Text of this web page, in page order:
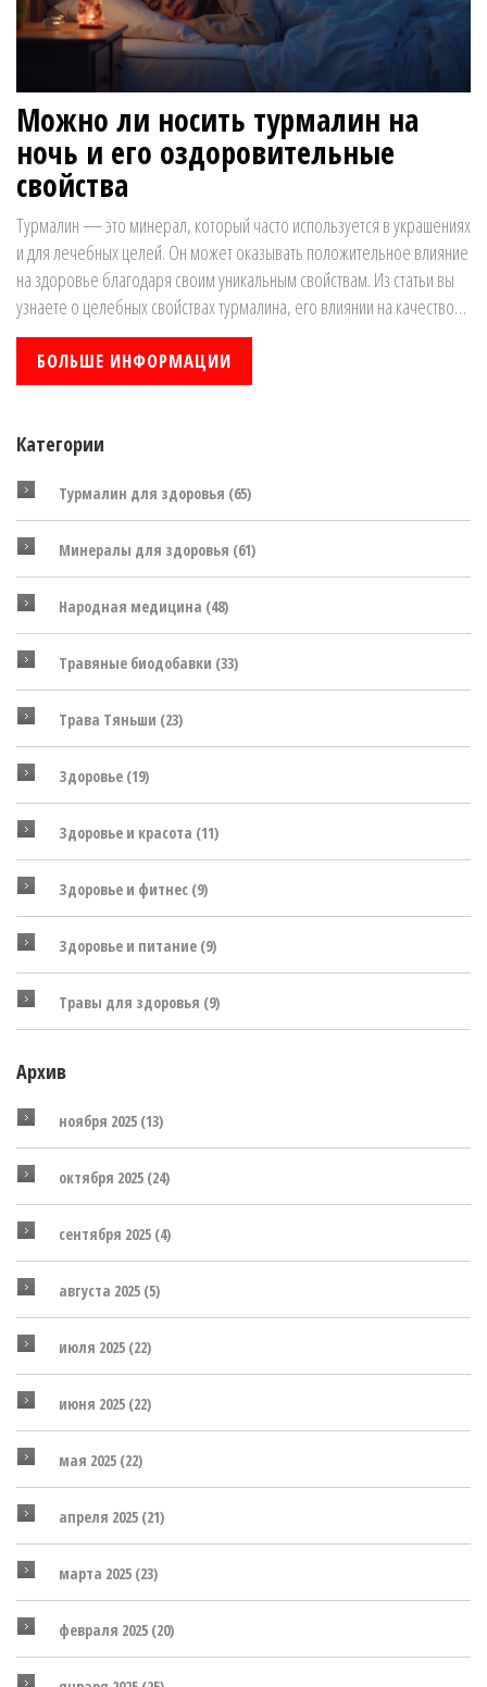
Можно ли носить турмалин на
ночь и его оздоровительные
свойства
Турмалин — это минерал, который часто используется в украшениях
и для лечебных целей. Он может оказывать положительное влияние
на здоровье благодаря своим уникальным свойствам. Из статьи вы
узнаете о целебных свойствах турмалина, его влиянии на качество
сна и безопасности использования ночью. Также будут предложены
практические советы по его правильному применению.
БОЛЬШЕ ИНФОРМАЦИИ
Категории
Турмалин для здоровья (65)
Минералы для здоровья (61)
Народная медицина (48)
Травяные биодобавки (33)
Трава Тяньши (23)
Здоровье (19)
Здоровье и красота (11)
Здоровье и фитнес (9)
Здоровье и питание (9)
Травы для здоровья (9)
Архив
ноября 2025 (13)
октября 2025 (24)
сентября 2025 (4)
августа 2025 (5)
июля 2025 (22)
июня 2025 (22)
мая 2025 (22)
апреля 2025 (21)
марта 2025 (23)
февраля 2025 (20)